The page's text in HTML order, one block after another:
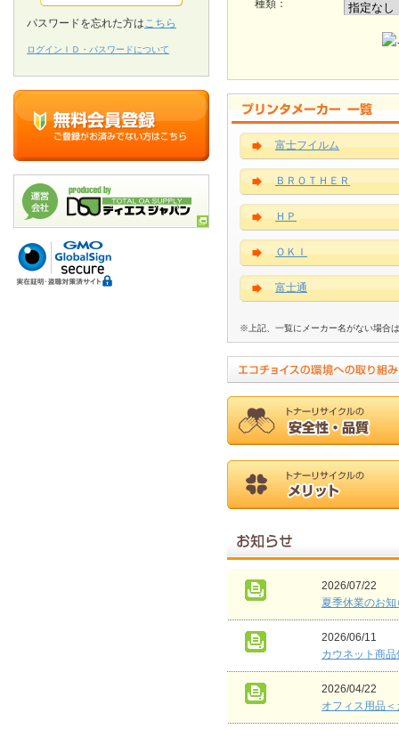
種類：
富士フイルム
ＢＲＯＴＨＥＲ
ＨＰ
ＯＫＩ
富士通
※上記、一覧にメーカー名がない場合
2026/07/22
夏季休業のお知
2026/06/11
カウネット商
2026/04/22
オフィス用品
パスワードを忘れた方はこちら
ログインＩＤ・パスワードについて